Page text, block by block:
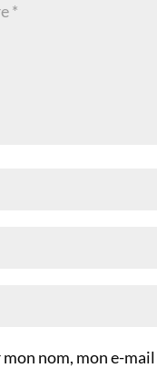
nom, mon e-